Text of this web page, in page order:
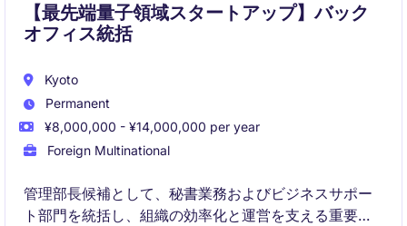
【最先端量子領域スタートアップ】バック
オフィス統括
Kyoto
Permanent
¥8,000,000 - ¥14,000,000 per year
Foreign Multinational
管理部長候補として、秘書業務およびビジネスサポー
ト部門を統括し、組織の効率化と運営を支える重要な